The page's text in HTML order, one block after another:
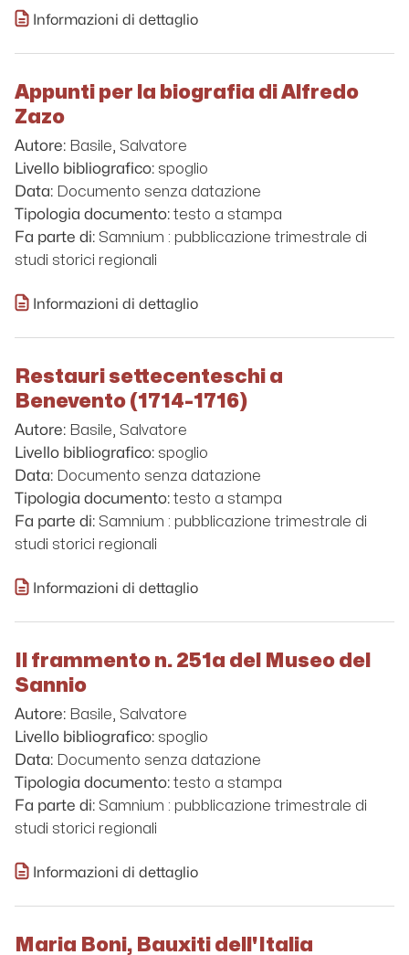
Informazioni di dettaglio
Appunti per la biografia di Alfredo
Zazo
Autore: Basile, Salvatore
Livello bibliografico: spoglio
Data: Documento senza datazione
Tipologia documento: testo a stampa
Fa parte di: Samnium : pubblicazione trimestrale di
studi storici regionali
Informazioni di dettaglio
Restauri settecenteschi a
Benevento (1714-1716)
Autore: Basile, Salvatore
Livello bibliografico: spoglio
Data: Documento senza datazione
Tipologia documento: testo a stampa
Fa parte di: Samnium : pubblicazione trimestrale di
studi storici regionali
Informazioni di dettaglio
Il frammento n. 251a del Museo del
Sannio
Autore: Basile, Salvatore
Livello bibliografico: spoglio
Data: Documento senza datazione
Tipologia documento: testo a stampa
Fa parte di: Samnium : pubblicazione trimestrale di
studi storici regionali
Informazioni di dettaglio
Maria Boni, Bauxiti dell'Italia